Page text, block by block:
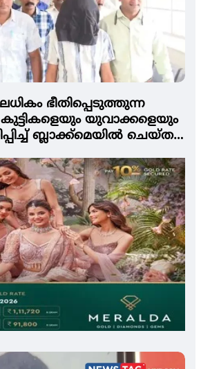
ഭീതിപ്പെടുത്തുന്ന
യുവാക്കളെയും
ബ്ലാക്ക്‌മെയിൽ ചെയ്ത